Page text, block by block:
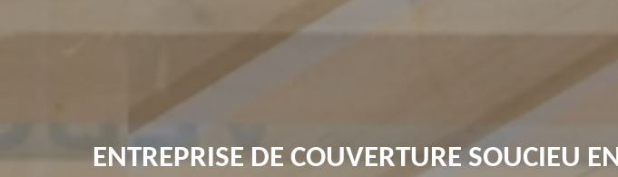
ENTREPRISE DE COUVERTURE SOUCIEU EN